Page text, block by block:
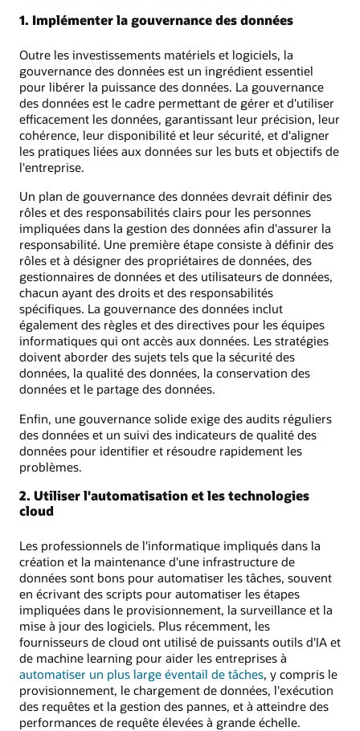
1. Implémenter la gouvernance des données
Outre les investissements matériels et logiciels, la
gouvernance des données est un ingrédient essentiel
pour libérer la puissance des données. La gouvernance
des données est le cadre permettant de gérer et d'utiliser
efficacement les données, garantissant leur précision, leur
cohérence, leur disponibilité et leur sécurité, et d'aligner
les pratiques liées aux données sur les buts et objectifs de
l'entreprise.
Un plan de gouvernance des données devrait définir des
rôles et des responsabilités clairs pour les personnes
impliquées dans la gestion des données afin d'assurer la
responsabilité. Une première étape consiste à définir des
rôles et à désigner des propriétaires de données, des
gestionnaires de données et des utilisateurs de données,
chacun ayant des droits et des responsabilités
spécifiques. La gouvernance des données inclut
également des règles et des directives pour les équipes
informatiques qui ont accès aux données. Les stratégies
doivent aborder des sujets tels que la sécurité des
données, la qualité des données, la conservation des
données et le partage des données.
Enfin, une gouvernance solide exige des audits réguliers
des données et un suivi des indicateurs de qualité des
données pour identifier et résoudre rapidement les
problèmes.
2. Utiliser l'automatisation et les technologies
cloud
Les professionnels de l'informatique impliqués dans la
création et la maintenance d'une infrastructure de
données sont bons pour automatiser les tâches, souvent
en écrivant des scripts pour automatiser les étapes
impliquées dans le provisionnement, la surveillance et la
mise à jour des logiciels. Plus récemment, les
fournisseurs de cloud ont utilisé de puissants outils d'IA et
de machine learning pour aider les entreprises à
automatiser un plus large éventail de tâches, y compris le
provisionnement, le chargement de données, l'exécution
des requêtes et la gestion des pannes, et à atteindre des
performances de requête élevées à grande échelle.